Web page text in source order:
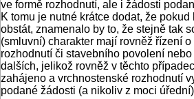
ve formě rozhodnutí, ale i žádosti
K tomu je nutné krátce dodat, že pokud
obstát, znamenalo by to, že stejně tak
(smluvní) charakter mají rovněž řízení
rozhodnutí či stavebního povolení
dalších, jelikož rovněž v těchto
zahájeno a vrchnostenské rozhodnutí
podané žádosti (a nikoliv z moci